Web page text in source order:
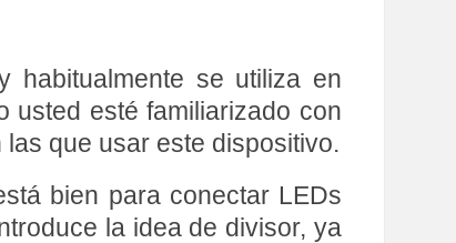
habitualmente se utiliza en
usted esté familiarizado con
que usar este dispositivo.
bien para conectar LEDs
la idea de divisor, ya